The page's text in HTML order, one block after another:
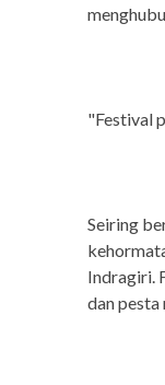
"Festival
Seiring
Indragiri.
dan